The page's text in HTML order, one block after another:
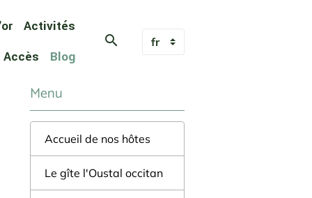
Activités
Accès Blog
Menu
Accueil de nos hôtes
Le gîte l'Oustal occitan